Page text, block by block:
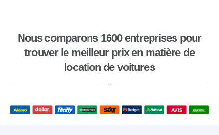
Nous comparons 1600 entreprises pour
trouver le meilleur prix en matière de
location de voitures